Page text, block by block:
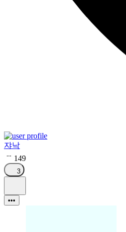
쟈낙
149
3
•••